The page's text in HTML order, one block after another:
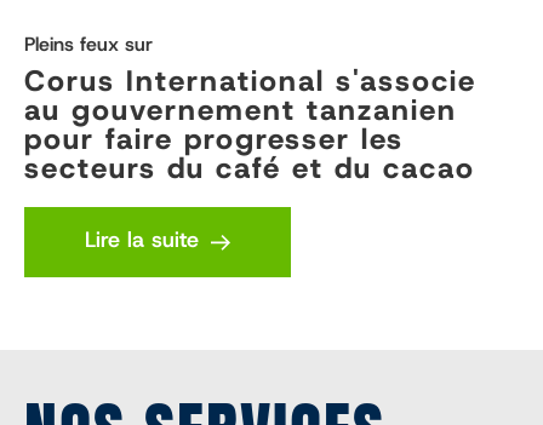
Pleins feux sur
Corus International s'associe
au gouvernement tanzanien
pour faire progresser les
secteurs du café et du cacao
Lire la suite